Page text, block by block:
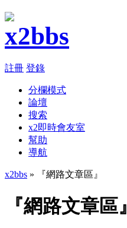
註冊 登錄
分欄模式
論壇
搜索
x2即時會友室
幫助
導航
x2bbs » 『網路文章區』
『網路文章區』